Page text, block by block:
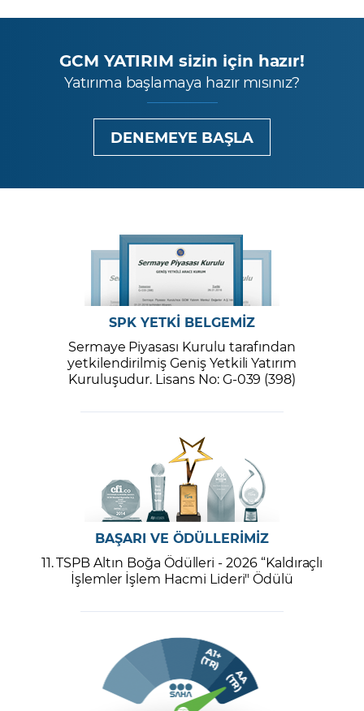
GCM YATIRIM sizin için hazır!
Yatırıma başlamaya hazır mısınız?
DENEMEYE BAŞLA
SPK YETKİ BELGEMİZ
Sermaye Piyasası Kurulu tarafından
yetkilendirilmiş Geniş Yetkili Yatırım
Kuruluşudur. Lisans No: G-039 (398)
BAŞARI VE ÖDÜLLERİMİZ
11. TSPB Altın Boğa Ödülleri - 2026 “Kaldıraçlı
İşlemler İşlem Hacmi Lideri" Ödülü